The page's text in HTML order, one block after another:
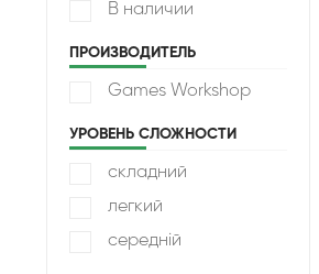
В наличии
ПРОИЗВОДИТЕЛЬ
Games Workshop
УРОВЕНЬ СЛОЖНОСТИ
складний
легкий
середній